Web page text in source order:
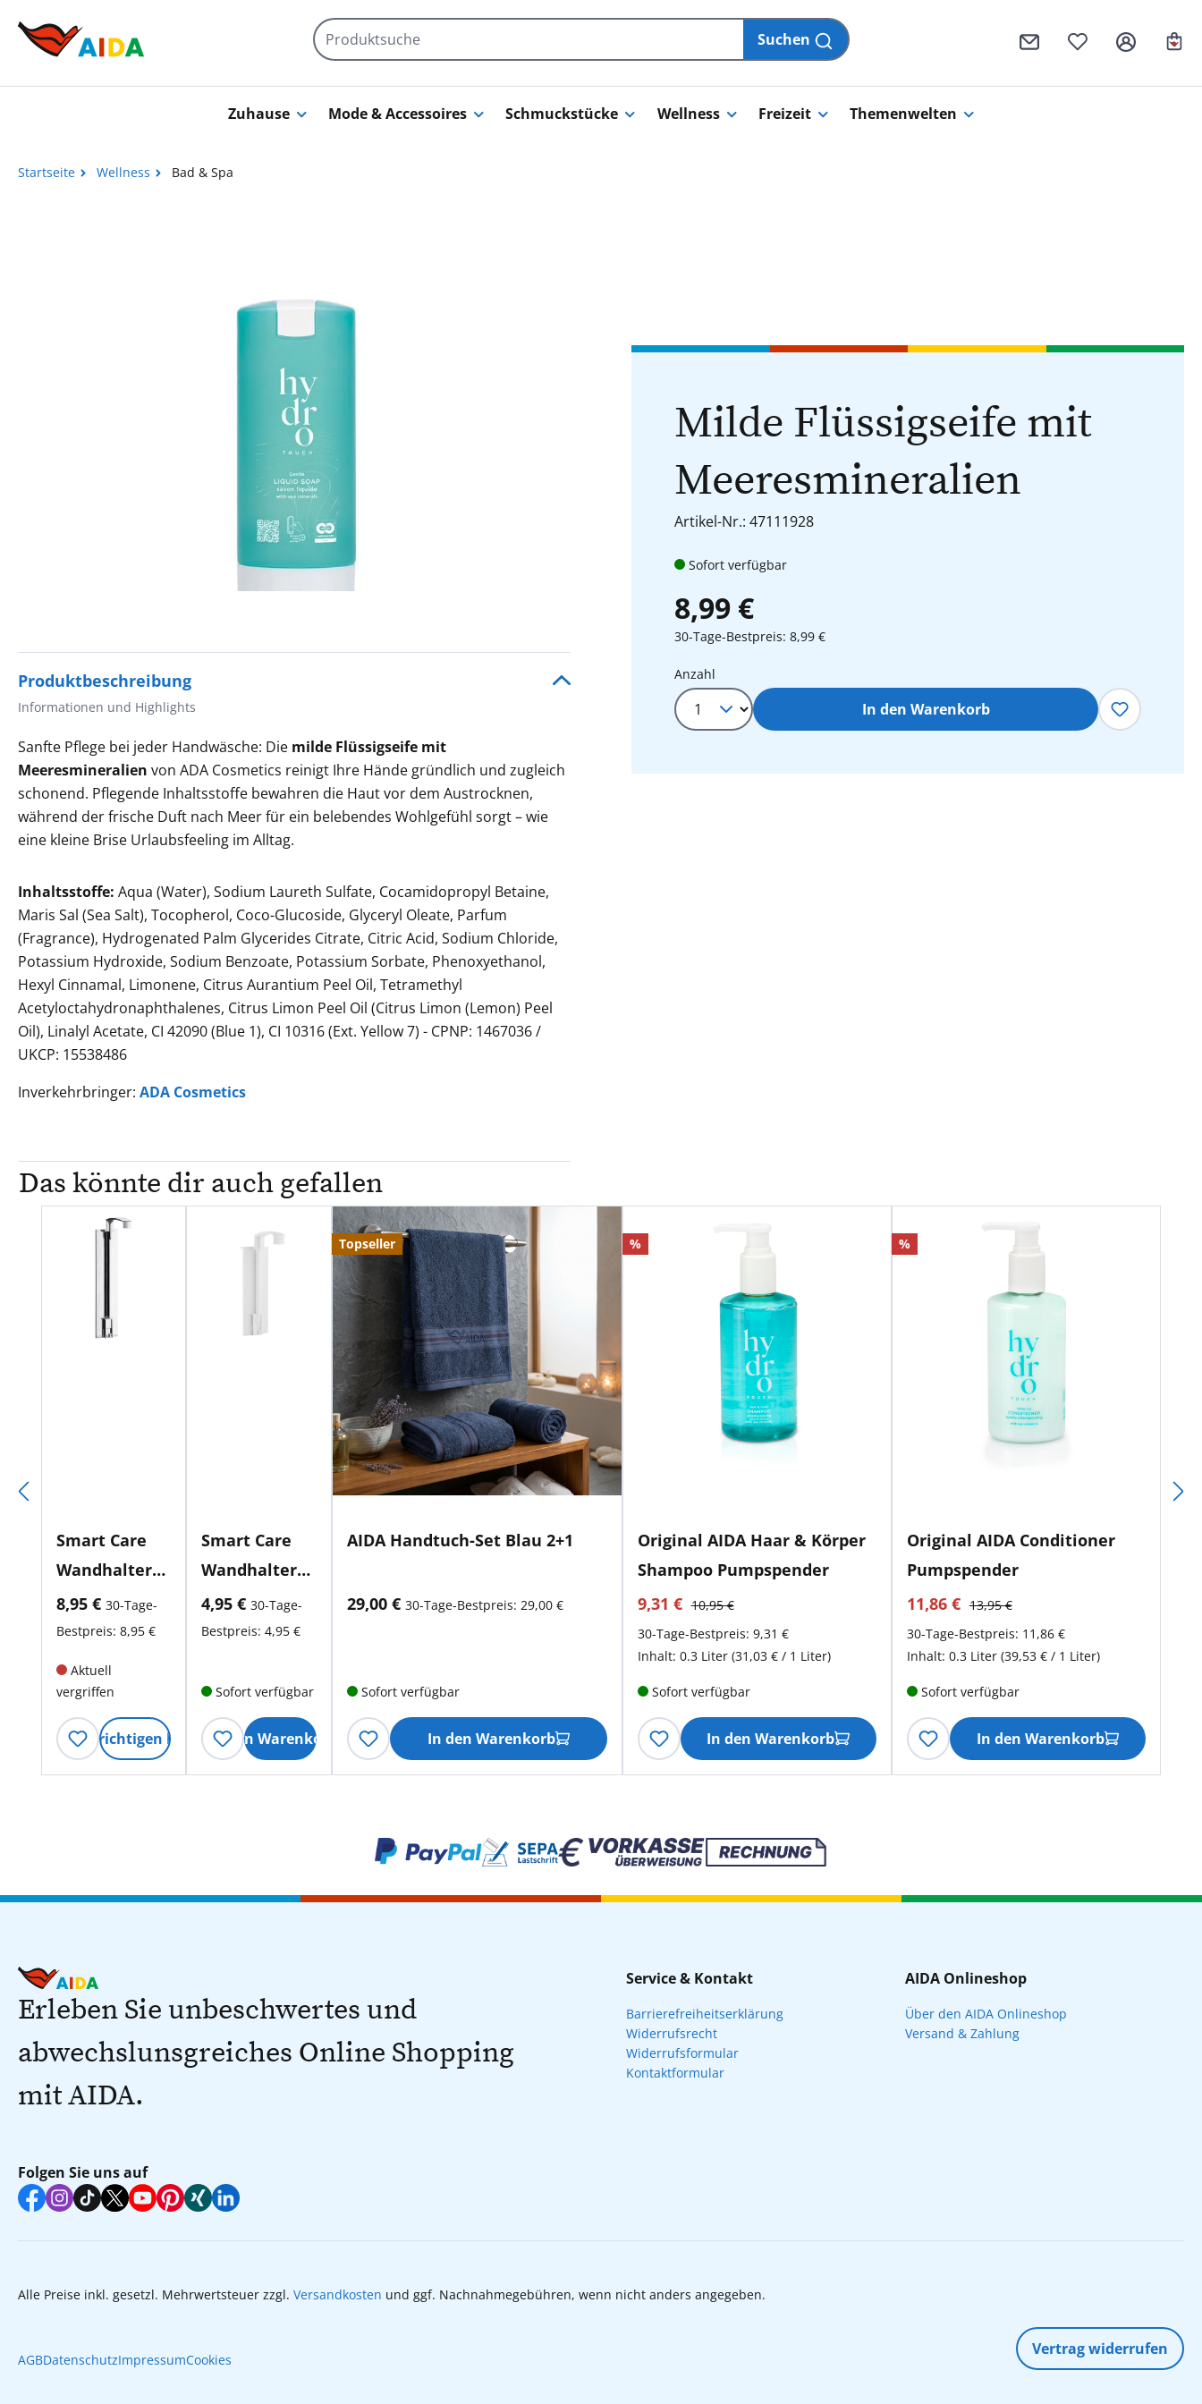
Suchen
Zuhause Mode & Accessoires Schmuckstücke Wellness Freizeit Themenwelten
Startseite Wellness Bad & Spa
Milde Flüssigseife mit
Meeresmineralien
Artikel-Nr.: 47111928
Sofort verfügbar
8,99 €
30-Tage-Bestpreis: 8,99 €
Produkt Anzahl: Gib den gewünschten Wert ein
Anzahl
In den Warenkorb
Produktbeschreibung
Informationen und Highlights
Sanfte Pflege bei jeder Handwäsche: Die milde Flüssigseife mit
Meeresmineralien von ADA Cosmetics reinigt Ihre Hände gründlich und zugleich
schonend. Pflegende Inhaltsstoffe bewahren die Haut vor dem Austrocknen,
während der frische Duft nach Meer für ein belebendes Wohlgefühl sorgt – wie
eine kleine Brise Urlaubsfeeling im Alltag.
Inhaltsstoffe: Aqua (Water), Sodium Laureth Sulfate, Cocamidopropyl Betaine,
Maris Sal (Sea Salt), Tocopherol, Coco-Glucoside, Glyceryl Oleate, Parfum
(Fragrance), Hydrogenated Palm Glycerides Citrate, Citric Acid, Sodium Chloride,
Potassium Hydroxide, Sodium Benzoate, Potassium Sorbate, Phenoxyethanol,
Hexyl Cinnamal, Limonene, Citrus Aurantium Peel Oil, Tetramethyl
Acetyloctahydronaphthalenes, Citrus Limon Peel Oil (Citrus Limon (Lemon) Peel
Oil), Linalyl Acetate, CI 42090 (Blue 1), CI 10316 (Ext. Yellow 7) - CPNP: 1467036 /
UKCP: 15538486
Inverkehrbringer: ADA Cosmetics
Das könnte dir auch gefallen
Produktgalerie überspringen
Smart Care
Wandhalteru
ng Chrome
Optik 300 ml
aktueller Preis:
8,95 € 30-Tage-
Bestpreis: 8,95 €
Aktuell
vergriffen
Benachrichtigen lassen
Smart Care
Wandhalteru
ng Weiß 200
ml
aktueller Preis:
4,95 €30-Tage-
Bestpreis: 4,95 €
Sofort verfügbar
In den Warenkorb
Topseller
AIDA Handtuch-Set Blau 2+1
aktueller Preis:
29,00 € 30-Tage-Bestpreis: 29,00 €
Sofort verfügbar
In den Warenkorb
Rabatt
%
Original AIDA Haar & Körper
Shampoo Pumpspender
aktueller Preis:
9,31 € Regulärer Preis:
10,95 €
30-Tage-Bestpreis: 9,31 €
Inhalt: 0.3 Liter (31,03 € / 1 Liter)
Sofort verfügbar
In den Warenkorb
Rabatt
%
Original AIDA Conditioner
Pumpspender
aktueller Preis:
11,86 € Regulärer Preis:
13,95 €
30-Tage-Bestpreis: 11,86 €
Inhalt: 0.3 Liter (39,53 € / 1 Liter)
Sofort verfügbar
In den Warenkorb
Erleben Sie unbeschwertes und
abwechslunsgreiches Online Shopping
mit AIDA.
Folgen Sie uns auf
Service & Kontakt
Barrierefreiheitserklärung
Widerrufsrecht
Widerrufsformular
Kontaktformular
AIDA Onlineshop
Über den AIDA Onlineshop
Versand & Zahlung
Alle Preise inkl. gesetzl. Mehrwertsteuer zzgl. Versandkosten und ggf. Nachnahmegebühren, wenn nicht anders angegeben.
AGBDatenschutzImpressumCookies
Vertrag widerrufen